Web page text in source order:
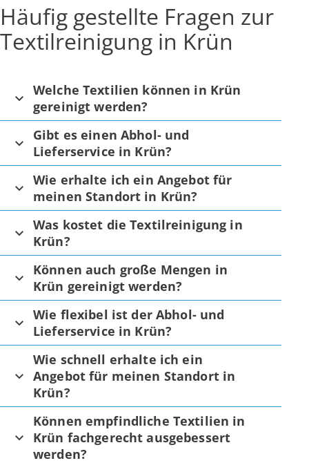
Häufig gestellte Fragen zur
Textilreinigung in Krün
Welche Textilien können in Krün
gereinigt werden?
Gibt es einen Abhol- und
Lieferservice in Krün?
Wie erhalte ich ein Angebot für
meinen Standort in Krün?
Was kostet die Textilreinigung in
Krün?
Können auch große Mengen in
Krün gereinigt werden?
Wie flexibel ist der Abhol- und
Lieferservice in Krün?
Wie schnell erhalte ich ein
Angebot für meinen Standort in
Krün?
Können empfindliche Textilien in
Krün fachgerecht ausgebessert
werden?